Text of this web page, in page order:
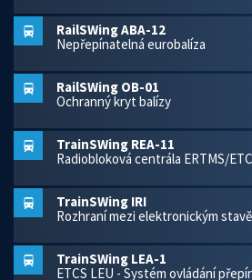
RailSWing ABA-12
Nepřepínatelná eurobalíza
RailSWing OB-01
Ochranný kryt balízy
TrainSWing REA-11
Radiobloková centrála ERTMS/
TrainSWing IRI
Rozhraní mezi elektronickým
TrainSWing LEA-1
ETCS LEU - Systém ovládání